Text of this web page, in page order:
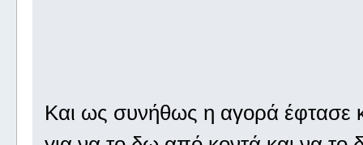
Και ως συνήθως η αγορά έφτασε